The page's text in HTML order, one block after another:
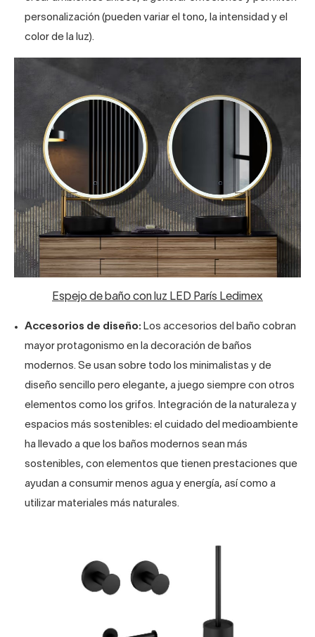
personalización (pueden variar el tono, la intensidad y el
color de la luz).
Espejo de baño con luz LED París Ledimex
Accesorios de diseño: Los accesorios del baño cobran
mayor protagonismo en la decoración de baños
modernos. Se usan sobre todo los minimalistas y de
diseño sencillo pero elegante, a juego siempre con otros
elementos como los grifos. Integración de la naturaleza y
espacios más sostenibles: el cuidado del medioambiente
ha llevado a que los baños modernos sean más
sostenibles, con elementos que tienen prestaciones que
ayudan a consumir menos agua y energía, así como a
utilizar materiales más naturales.